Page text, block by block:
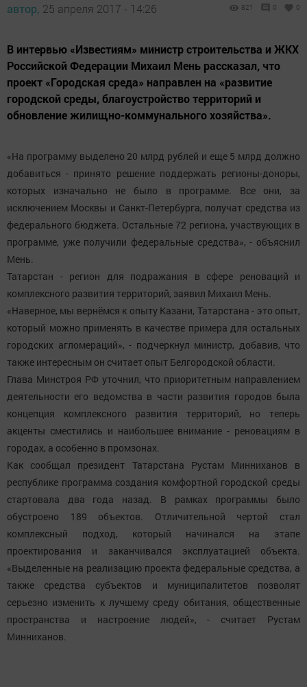
автор, 25 апреля 2017 - 14:26 821 0 0
В интервью «Известиям» министр строительства и ЖКХ
Российской Федерации Михаил Мень рассказал, что
проект «Городская среда» направлен на «развитие
городской среды, благоустройство территорий и
обновление жилищно-коммунального хозяйства».
«На программу выделено 20 млрд рублей и еще 5 млрд должно
добавиться - принято решение поддержать регионы-доноры,
которых изначально не было в программе. Все они, за
исключением Москвы и Санкт-Петербурга, получат средства из
федерального бюджета. Остальные 72 региона, участвующих в
программе, уже получили федеральные средства», - объяснил
Мень.
Татарстан - регион для подражания в сфере реноваций и
комплексного развития территорий, заявил Михаил Мень.
«Наверное, мы вернёмся к опыту Казани, Татарстана - это опыт,
который можно применять в качестве примера для остальных
городских агломераций», - подчеркнул министр, добавив, что
также интересным он считает опыт Белгородской области.
Глава Минстроя РФ уточнил, что приоритетным направлением
деятельности его ведомства в части развития городов была
концепция комплексного развития территорий, но теперь
акценты сместились и наибольшее внимание - реновациям в
городах, а особенно в промзонах.
Как сообщал президент Татарстана Рустам Минниханов в
республике программа создания комфортной городской среды
стартовала два года назад. В рамках программы было
обустроено 189 объектов. Отличительной чертой стал
комплексный подход, который начинался на этапе
проектирования и заканчивался эксплуатацией объекта.
«Выделенные на реализацию проекта федеральные средства, а
также средства субъектов и муниципалитетов позволят
серьезно изменить к лучшему среду обитания, общественные
пространства и настроение людей», - считает Рустам
Минниханов.